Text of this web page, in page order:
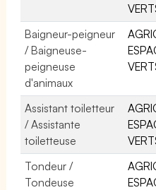
Baigneur-peigneur
/ Baigneuse-
peigneuse
d'animaux
Assistant toiletteur
/ Assistante
toiletteuse
Tondeur /
Tondeuse